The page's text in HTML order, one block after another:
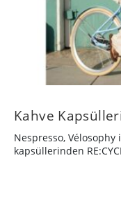
Kahve
Nespresso,
kapsüllerinden